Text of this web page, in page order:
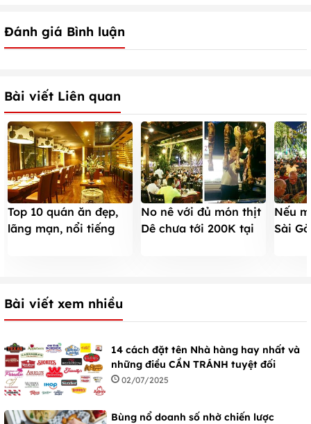
Đánh giá Bình luận
Bài viết Liên quan
Top 10 quán ăn đẹp,
lãng mạn, nổi tiếng
No nê với đủ món thịt
Dê chưa tới 200K tại
Nếu
Sài
Bài viết xem nhiều
14 cách đặt tên Nhà hàng hay nhất và
những điều CẦN TRÁNH tuyệt đối
02/07/2025
Bùng nổ doanh số nhờ chiến lược